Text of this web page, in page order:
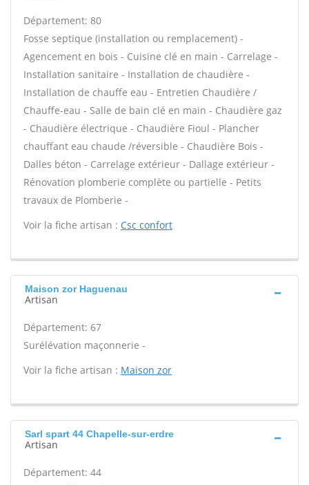
Département: 80
Fosse septique (installation ou remplacement) -
Agencement en bois - Cuisine clé en main - Carrelage -
Installation sanitaire - Installation de chaudière -
Installation de chauffe eau - Entretien Chaudière /
Chauffe-eau - Salle de bain clé en main - Chaudière gaz
- Chaudière électrique - Chaudière Fioul - Plancher
chauffant eau chaude /réversible - Chaudière Bois -
Dalles béton - Carrelage extérieur - Dallage extérieur -
Rénovation plomberie complète ou partielle - Petits
travaux de Plomberie -
Voir la fiche artisan : Csc confort
Maison zor Haguenau
Artisan
Département: 67
Surélévation maçonnerie -
Voir la fiche artisan : Maison zor
Sarl spart 44 Chapelle-sur-erdre
Artisan
Département: 44